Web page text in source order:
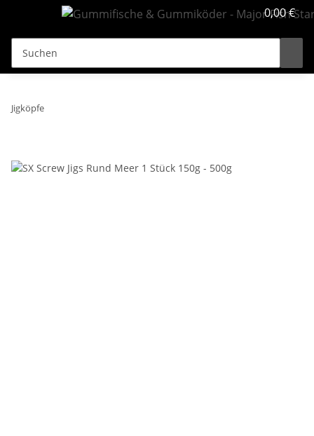
0,00 €
Jigköpfe